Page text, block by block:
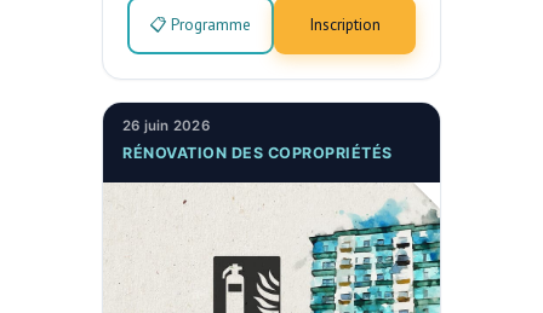
📋 Programme Inscription
26 juin 2026
RÉNOVATION DES COPROPRIÉTÉS